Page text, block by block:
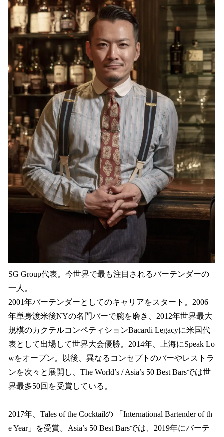
SG Group代表。今世界で最も注目されるバーテンダーの
一人。
2001年バーテンダーとしてのキャリアをスタート。2006
年単身渡米後NYの名門バーで腕を磨き、2012年世界最大
規模のカクテルコンペティションBacardi Legacyに米国代
表として出場して世界大会優勝。2014年、上海にSpeak Lo
wをオープン。以後、異なるコンセプトのバーやレストラ
ンを次々と展開し、The World’s / Asia’s 50 Best Barsでは世
界最多50回を受賞している。
2017年、Tales of the Cocktailの 「International Bartender of th
e Year」を受賞。Asia’s 50 Best Barsでは、2019年にバーテ